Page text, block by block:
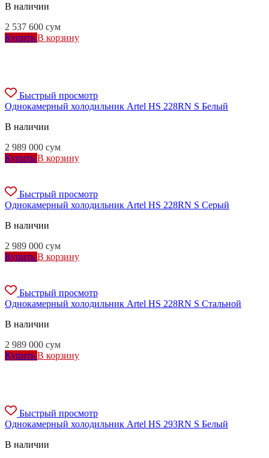
В наличии
2 537 600 сум
Купить В корзину
Быстрый просмотр
Однокамерный холодильник Artel HS 228RN S Белый
В наличии
2 989 000 сум
Купить В корзину
Быстрый просмотр
Однокамерный холодильник Artel HS 228RN S Серый
В наличии
2 989 000 сум
Купить В корзину
Быстрый просмотр
Однокамерный холодильник Artel HS 228RN S Стальной
В наличии
2 989 000 сум
Купить В корзину
Быстрый просмотр
Однокамерный холодильник Artel HS 293RN S Белый
В наличии